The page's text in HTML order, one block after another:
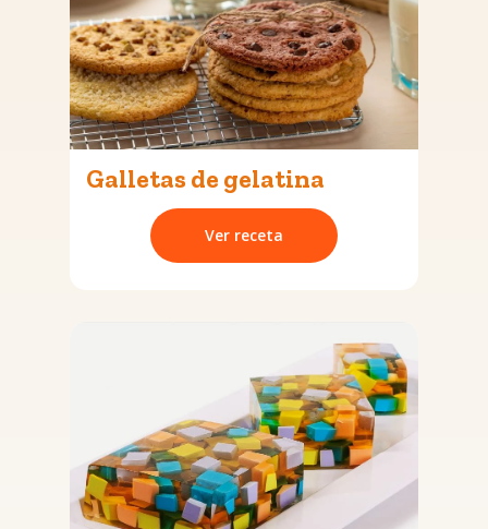
Galletas de gelatina
Ver receta